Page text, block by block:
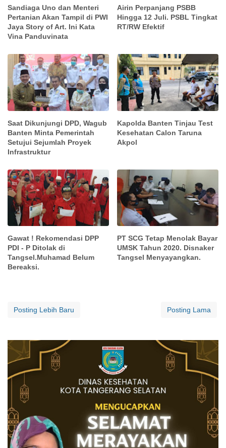
Sandiaga Uno dan Menteri
Pertanian Akan Tampil di PWI
Jaya Story of Art. Ini Kata
Vina Panduvinata
Airin Perpanjang PSBB
Hingga 12 Juli. PSBL Tingkat
RT/RW Efektif
Saat Dikunjungi DPD, Wagub
Banten Minta Pemerintah
Setujui Sejumlah Proyek
Infrastruktur
Kapolda Banten Tinjau Test
Kesehatan Calon Taruna
Akpol
Gawat ! Rekomendasi DPP
PDI - P Ditolak di
Tangsel.Muhamad Belum
Bereaksi.
PT SCG Tetap Menolak Bayar
UMSK Tahun 2020. Disnaker
Tangsel Menyayangkan.
Posting Lebih Baru Posting Lama